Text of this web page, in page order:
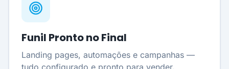
Funil Pronto no Final
Landing pages, automações e campanhas —
tudo configurado e pronto para vender.